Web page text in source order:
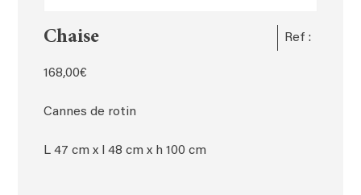
Chaise Ref :
168,00€
Cannes de rotin
L 47 cm x l 48 cm x h 100 cm